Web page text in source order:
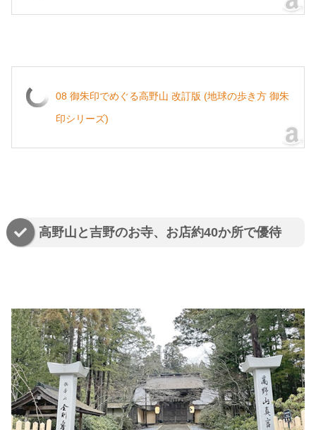
08 御朱印でめぐる高野山 改訂版 (地球の歩き方 御朱
印シリーズ)
高野山と吉野のお寺、お店約40か所で優待